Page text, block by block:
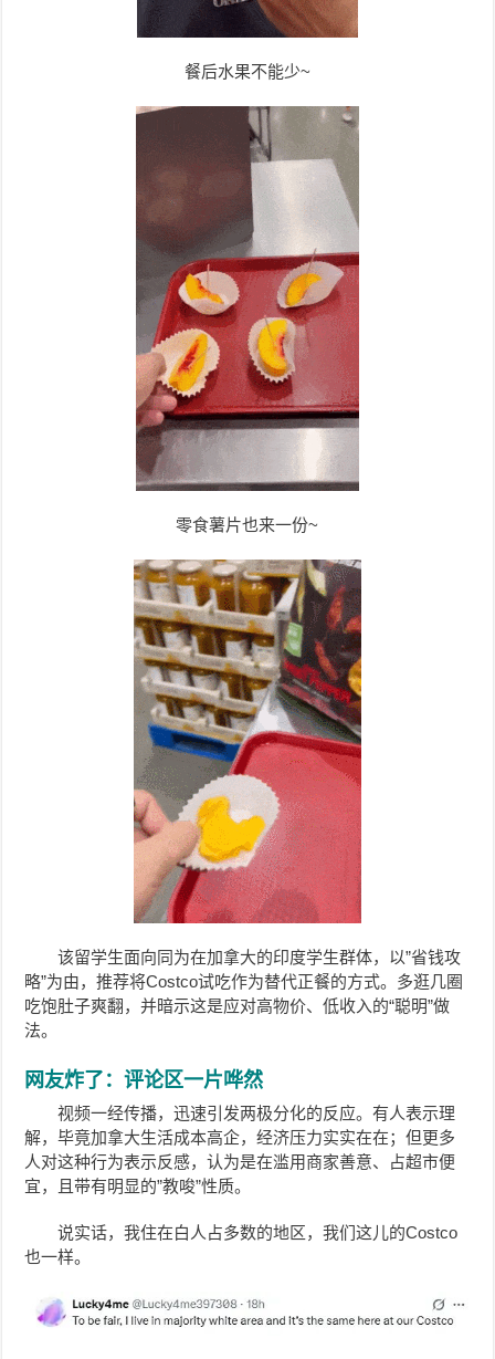
餐后水果不能少~
零食薯片也来一份~
该留学生面向同为在加拿大的印度学生群体，以”省钱攻
略”为由，推荐将Costco试吃作为替代正餐的方式。多逛几圈
吃饱肚子爽翻，并暗示这是应对高物价、低收入的“聪明”做
法。
网友炸了：评论区一片哗然
视频一经传播，迅速引发两极分化的反应。有人表示理
解，毕竟加拿大生活成本高企，经济压力实实在在；但更多
人对这种行为表示反感，认为是在滥用商家善意、占超市便
宜，且带有明显的”教唆”性质。
说实话，我住在白人占多数的地区，我们这儿的Costco
也一样。